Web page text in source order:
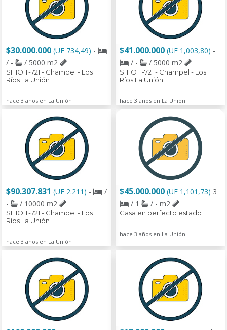
$30.000.000 (UF 734,49) -
/ -
/ 5000 m2
SITIO T-721 - Champel - Los
Ríos La Unión
hace 3 años en La Unión
$41.000.000 (UF 1,003,80) -
/ -
/ 5000 m2
SITIO T-721 - Champel - Los
Ríos La Unión
hace 3 años en La Unión
$90.307.831 (UF 2.211) -
/
-
/ 10000 m2
SITIO T-721 - Champel - Los
Ríos La Unión
hace 3 años en La Unión
$45.000.000 (UF 1,101,73) 3
/ 1
/ - m2
Casa en perfecto estado
hace 3 años en La Unión